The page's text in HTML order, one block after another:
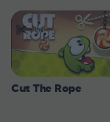
Cut The Rope